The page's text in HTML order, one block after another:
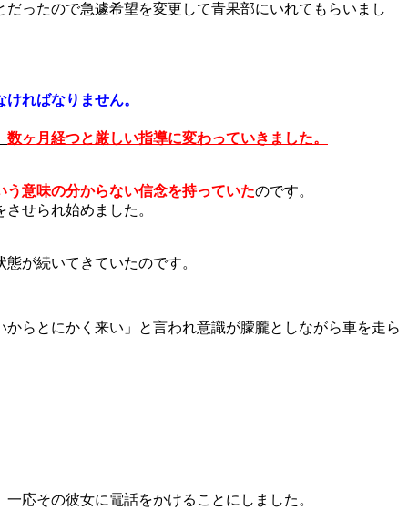
ったので急遽希望を変更して青果部にいれてもらいまし
ればなりません。
数ヶ月経つと厳しい指導に変わっていきました。
意味の分からない信念を持っていたのです。
せられ始めました。
が続いてきていたのです。
らとにかく来い」と言われ意識が朦朧としながら車を走ら
応その彼女に電話をかけることにしました。